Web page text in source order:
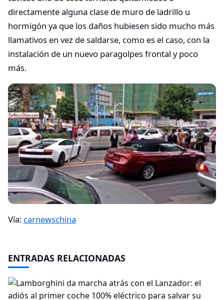
directamente alguna clase de muro de ladrillo u
hormigón ya que los daños hubiesen sido mucho más
llamativos en vez de saldarse, como es el caso, con la
instalación de un nuevo paragolpes frontal y poco
más.
Vía: carnewschina
ENTRADAS RELACIONADAS